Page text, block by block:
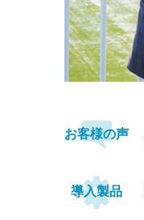
お客様の声
導入製品